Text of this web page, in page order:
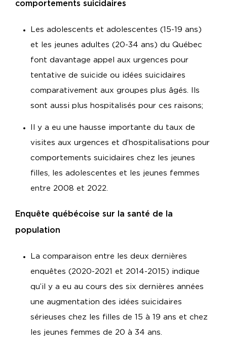
comportements suicidaires
Les adolescents et adolescentes (15-19 ans)
et les jeunes adultes (20-34 ans) du Québec
font davantage appel aux urgences pour
tentative de suicide ou idées suicidaires
comparativement aux groupes plus âgés. Ils
sont aussi plus hospitalisés pour ces raisons;
Il y a eu une hausse importante du taux de
visites aux urgences et d’hospitalisations pour
comportements suicidaires chez les jeunes
filles, les adolescentes et les jeunes femmes
entre 2008 et 2022.
Enquête québécoise sur la santé de la
population
La comparaison entre les deux dernières
enquêtes (2020-2021 et 2014-2015) indique
qu’il y a eu au cours des six dernières années
une augmentation des idées suicidaires
sérieuses chez les filles de 15 à 19 ans et chez
les jeunes femmes de 20 à 34 ans.